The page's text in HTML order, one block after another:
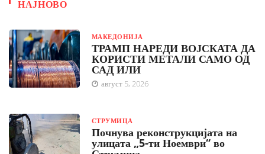
НАЈНОВО
МАКЕДОНИЈА
ТРАМП НАРЕДИ ВОЈСКАТА ДА
КОРИСТИ МЕТАЛИ САМО ОД
САД ИЛИ
август 5, 2026
СТРУМИЦА
Почнува реконструкцијата на
улицата „5-ти Ноември“ во